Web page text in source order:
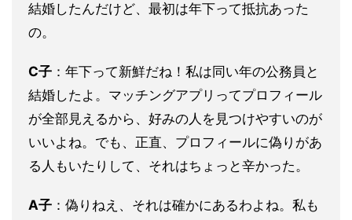
結婚したんだけど、最初は年下って抵抗あった
の。
C子 ：年下って新鮮だね！私は同い年の公務員と
結婚したよ。マッチングアプリってプロフィール
が全部見えるから、好みの人を見つけやすいのが
いいよね。でも、正直、プロフィールに偽りがあ
る人もいたりして、それはちょっと辛かった。
A子 ：偽りねえ、それは確かにあるわよね。私も